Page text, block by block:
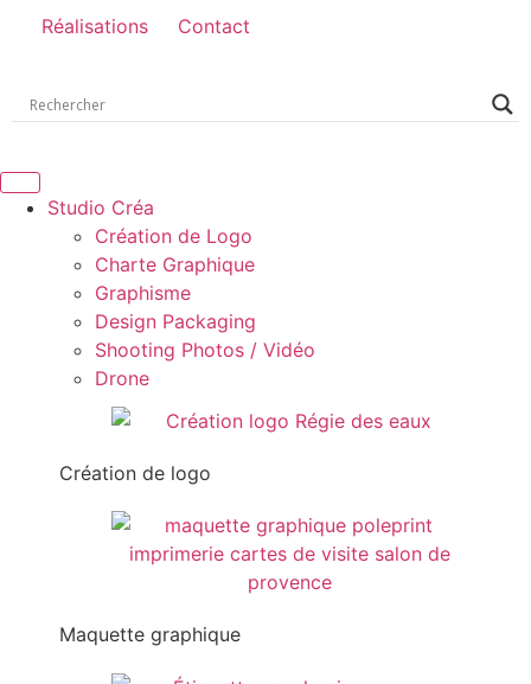
Réalisations Contact
Studio Créa
Création de Logo
Charte Graphique
Graphisme
Design Packaging
Shooting Photos / Vidéo
Drone
Création de logo
Maquette graphique